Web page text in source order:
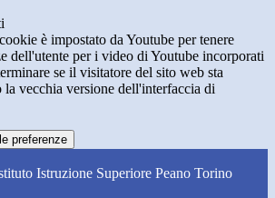
è impostato da Youtube per tenere
dell'utente per i video di Youtube incorporati
se il visitatore del sito web sta
vecchia versione dell'interfaccia di
preferenze
Istruzione Superiore Peano Torino